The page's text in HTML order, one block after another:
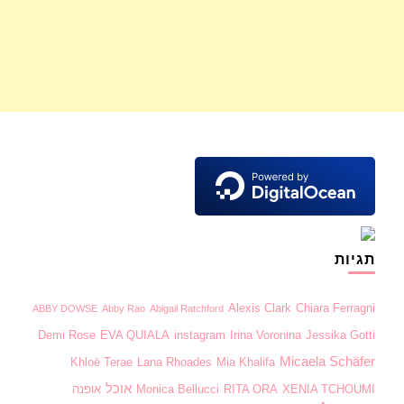
תגיות
ABBY DOWSE Abby Rao Abigail Ratchford Alexis Clark Chiara Ferragni
Demi Rose EVA QUIALA instagram Irina Voronina Jessika Gotti
Khloë Terae Lana Rhoades Mia Khalifa Micaela Schäfer
Monica Bellucci RITA ORA XENIA TCHOUMI אוכל אופנה